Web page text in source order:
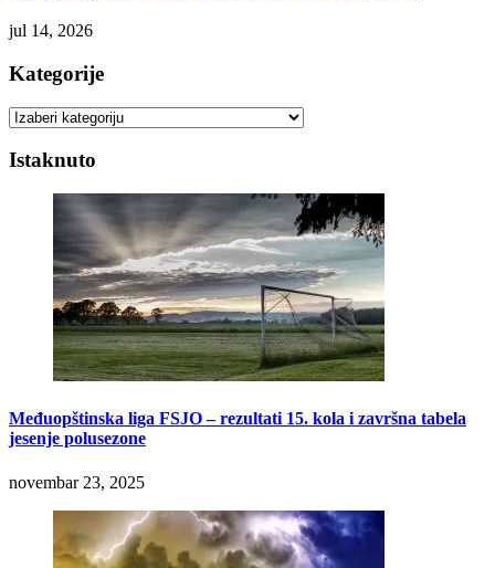
jul 14, 2026
Kategorije
Kategorije
Istaknuto
Međuopštinska liga FSJO – rezultati 15. kola i završna tabela
jesenje polusezone
novembar 23, 2025